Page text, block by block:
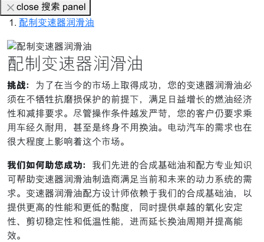
close 搜索 panel
配制变速器润滑油
配制变速器润滑油
挑战： 为了在当今的市场上取得成功，您的变速器润滑油必
须在不牺牲抗磨损保护的前提下，满足日益增长的燃油经济
性和减排要求。尽管操作条件越发严苛，您的客户仍要求乘
用车经久耐用，甚至是终身不用换油。电动汽车的需求也在
很大程度上影响着这个市场。
我们如何助您成功： 我们先进的合成基础油和配方专业知识
可帮助变速器润滑油制造商满足当前和未来的动力系统的需
求。变速器润滑油配方设计师依赖于我们的合成基础油，以
提供更高的性能和更低的黏度，同时提供卓越的氧化安定
性、剪切稳定性和低温性能，进而延长换油周期并提高能
效。